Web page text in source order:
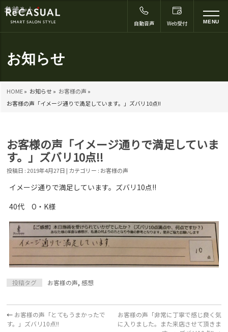
お知らせ
HOME» お知らせ » お客様の声 »
お客様の声「イメージ通りで満足しています。」ズバリ10点!!
自動音声 Web受付 MENU
お客様の声「イメージ通りで満足していま
す。」ズバリ10点!!
投稿日 : 2019年4月27日 | カテゴリー : お客様の声
イメージ通りで満足しています。ズバリ10点!!
40代 O・K様
投稿タグ お客様の声,感想
← お客様の声「とてもうまかったで
す。」ズバリ10点!!
お客様の声「非常に丁寧で感じ良く気
に入りました。また来店させて頂きま
コメント*
名前
メール
サイト